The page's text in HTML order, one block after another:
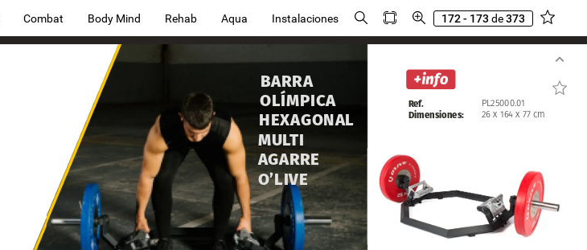
Combat Body Mind Rehab Aqua Instalaciones 172 - 173 de373
BARRA
OLÍMPICA
HEXAGONAL
MULTI
AGARRE
O’LIVE
Ref.
Dimensiones:
PL25000.01
26 x 164 x 77 cm